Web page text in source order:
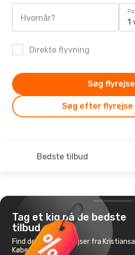
Hvornår? 1
Direkte flyvning
Søg efter flyrejse
Søg
Bedste tilbud
Tag et kig på de bedste
tilbud
Find de billigste flyrejser fra
København